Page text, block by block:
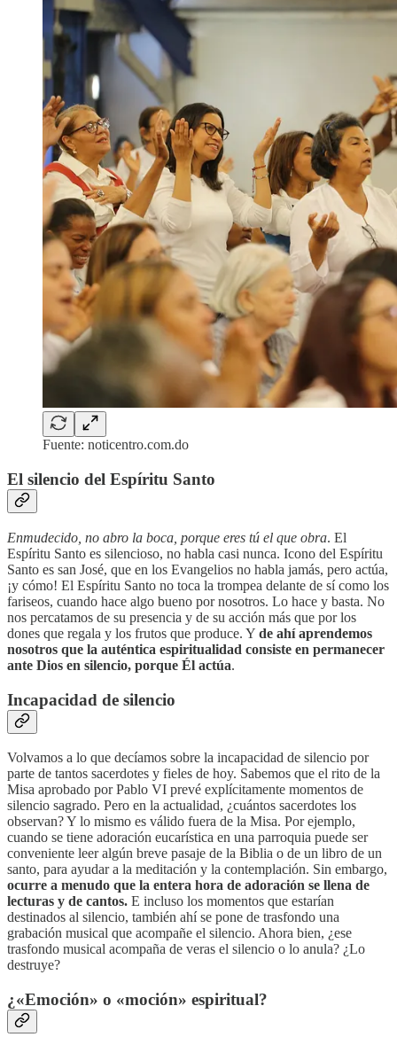
Fuente: noticentro.com.do
El silencio del Espíritu Santo
Enmudecido, no abro la boca, porque eres tú el que obra. El
Espíritu Santo es silencioso, no habla casi nunca. Icono del Espíritu
Santo es san José, que en los Evangelios no habla jamás, pero actúa,
¡y cómo! El Espíritu Santo no toca la trompea delante de sí como los
fariseos, cuando hace algo bueno por nosotros. Lo hace y basta. No
nos percatamos de su presencia y de su acción más que por los
dones que regala y los frutos que produce. Y de ahí aprendemos
nosotros que la auténtica espiritualidad consiste en permanecer
ante Dios en silencio, porque Él actúa.
Incapacidad de silencio
Volvamos a lo que decíamos sobre la incapacidad de silencio por
parte de tantos sacerdotes y fieles de hoy. Sabemos que el rito de la
Misa aprobado por Pablo VI prevé explícitamente momentos de
silencio sagrado. Pero en la actualidad, ¿cuántos sacerdotes los
observan? Y lo mismo es válido fuera de la Misa. Por ejemplo,
cuando se tiene adoración eucarística en una parroquia puede ser
conveniente leer algún breve pasaje de la Biblia o de un libro de un
santo, para ayudar a la meditación y la contemplación. Sin embargo,
ocurre a menudo que la entera hora de adoración se llena de
lecturas y de cantos. E incluso los momentos que estarían
destinados al silencio, también ahí se pone de trasfondo una
grabación musical que acompañe el silencio. Ahora bien, ¿ese
trasfondo musical acompaña de veras el silencio o lo anula? ¿Lo
destruye?
¿«Emoción» o «moción» espiritual?